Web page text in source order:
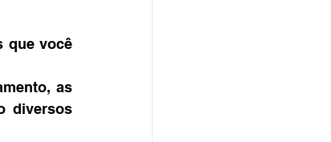
que você
as
diversos